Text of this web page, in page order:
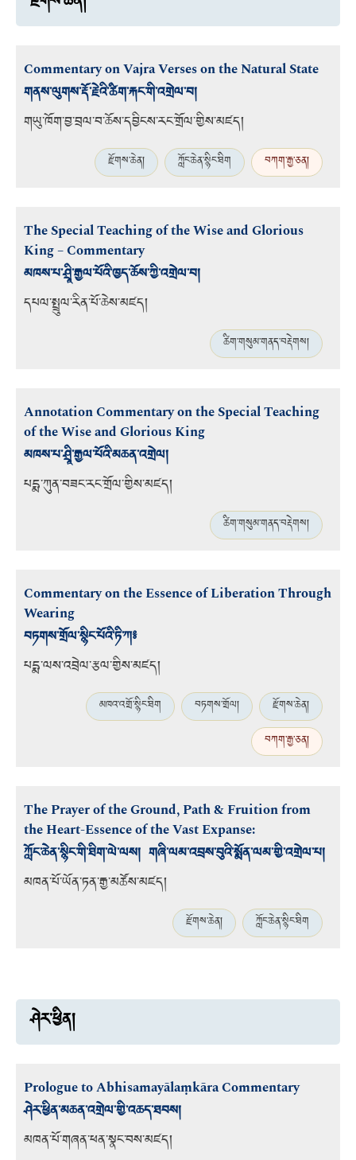
Commentary on Vajra Verses on the Natural State
གནས་ལུགས་རྡོ་རྗེའི་ཚིག་རྐང་གི་འགྲེལ་བ།
གཡུ་ཁོག་བྱ་བྲལ་བ་ཆོས་དབྱིངས་རང་གྲོལ་གྱིས་མཛད།
རྫོགས་ཆེན། ཀློང་ཆེན་སྙིང་ཐིག བཀག་རྒྱ་ཅན།
The Special Teaching of the Wise and Glorious
King – Commentary
མཁས་པ་ཤྲཱི་རྒྱལ་པོའི་ཁྱད་ཆོས་ཀྱི་འགྲེལ་བ།
དཔལ་སྤྲུལ་རིན་པོ་ཆེས་མཛད།
ཚིག་གསུམ་གནད་བརྡེགས།
Annotation Commentary on the Special Teaching
of the Wise and Glorious King
མཁས་པ་ཤྲཱི་རྒྱལ་པོའི་མཆན་འགྲེལ།
པདྨ་ཀུན་བཟང་རང་གྲོལ་གྱིས་མཛད།
ཚིག་གསུམ་གནད་བརྡེགས།
Commentary on the Essence of Liberation Through
Wearing
བཏགས་གྲོལ་སྙིང་པོའི་ཏི་ཀ༔
པདྨ་ལས་འབྲེལ་རྩལ་གྱིས་མཛད།
མཁའ་འགྲོ་སྙིང་ཐིག བཏགས་གྲོལ།
རྫོགས་ཆེན།
བཀག་རྒྱ་ཅན།
The Prayer of the Ground, Path & Fruition from
the Heart-Essence of the Vast Expanse:
ཀློང་ཆེན་སྙིང་གི་ཐིག་ལེ་ལས། གཞི་ལམ་འབྲས་བུའི་སྨོན་ལམ་གྱི་འགྲེལ་པ།
མཁན་པོ་ཡོན་ཏན་རྒྱ་མཚོས་མཛད།
རྫོགས་ཆེན། ཀློང་ཆེན་སྙིང་ཐིག
ཤེར་ཕྱིན།
Prologue to Abhisamayālaṃkāra Commentary
ཤེར་ཕྱིན་མཆན་འགྲེལ་གྱི་འཆད་ཐབས།
མཁན་པོ་གཞན་ཕན་སྣང་བས་མཛད།